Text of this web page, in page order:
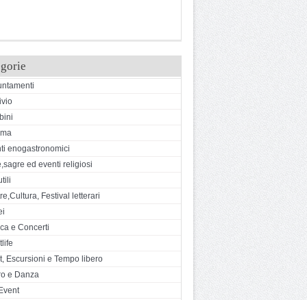
enogastronomici
ed eventi religiosi
Festival letterari
e Concerti
Escursioni e Tempo libero
e Danza